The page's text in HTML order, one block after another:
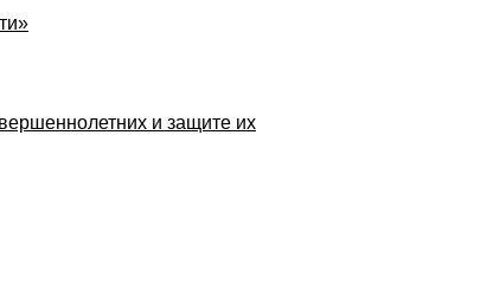
и защите их